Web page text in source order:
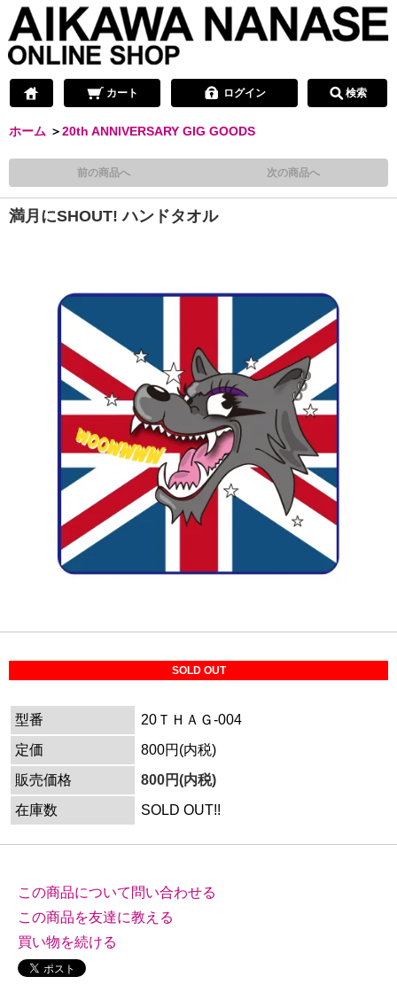
カート ログイン 検索
ホーム ＞20th ANNIVERSARY GIG GOODS
前の商品へ 次の商品へ
満月にSHOUT! ハンドタオル
SOLD OUT
型番
20ＴＨＡＧ-004
定価
800円(内税)
販売価格
800円(内税)
在庫数
SOLD OUT!!
この商品について問い合わせる
この商品を友達に教える
買い物を続ける